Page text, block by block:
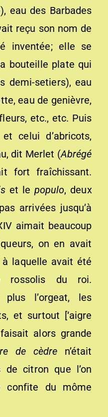
eau des Barbades
reçu son nom de
inventée; elle se
bouteille plate qui
demi-setiers), eau
eau de genièvre,
etc., etc. Puis
celui d’abricots,
dit Merlet (Abrégé
fort fraîchissant.
et le populo, deux
arrivées jusqu’à
aimait beaucoup
on en avait
laquelle avait été
rossolis du roi.
plus l’orgeat, les
et surtout [‘aigre
alors grande
de cèdre n’était
citron que l’on
confite du môme